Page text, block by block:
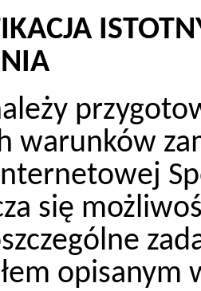
warunków
się
opisanym